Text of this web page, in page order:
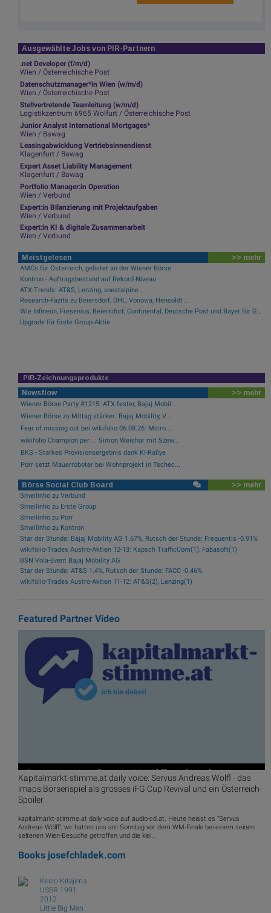
Ausgewählte Jobs von PIR-Partnern
.net Developer (f/m/d)
Wien / Österreichische Post
Datenschutzmanager*in Wien (w/m/d)
Wien / Österreichische Post
Stellvertretende Teamleitung (w/m/d)
Logistikzentrum 6965 Wolfurt / Österreichische Post
Junior Analyst International Mortgages*
Wien / Bawag
Leasingabwicklung Vertriebsinnendienst
Klagenfurt / Bawag
Expert Asset Liability Management
Klagenfurt / Bawag
Portfolio Manager:in Operation
Wien / Verbund
Expert:in Bilanzierung mit Projektaufgaben
Wien / Verbund
Expert:in KI & digitale Zusammenarbeit
Wien / Verbund
Meistgelesen >> mehr
AMCs für Österreich, gelistet an der Wiener Börse
Kontron - Auftragsbestand auf Rekord-Niveau
ATX-Trends: AT&S, Lenzing, voestalpine ...
Research-Fazits zu Beiersdorf, DHL, Vonovia, Hensoldt ...
Wie Infineon, Fresenius, Beiersdorf, Continental, Deutsche Post und Bayer für Gesprächsstoff im DAX sorgten
Upgrade für Erste Group-Aktie
PIR-Zeichnungsprodukte
Newsflow >> mehr
Wiener Börse Party #1215: ATX fester, Bajaj Mobil...
Wiener Börse zu Mittag stärker: Bajaj Mobility, V...
Fear of missing out bei wikifolio 06.08.26: Micro...
wikifolio Champion per ..: Simon Weishar mit Szew...
BKS - Starkes Provisionsergebnis dank KI-Rallye
Porr setzt Mauerroboter bei Wohnprojekt in Tschec...
Börse Social Club Board >> mehr
Smeilinho zu Verbund
Smeilinho zu Erste Group
Smeilinho zu Porr
Smeilinho zu Kontron
Star der Stunde: Bajaj Mobility AG 1.67%, Rutsch der Stunde: Frequentis -0.91%
wikifolio-Trades Austro-Aktien 12-13: Kapsch TrafficCom(1), Fabasoft(1)
BSN Vola-Event Bajaj Mobility AG
Star der Stunde: AT&S 1.4%, Rutsch der Stunde: FACC -0.46%
wikifolio-Trades Austro-Aktien 11-12: AT&S(2), Lenzing(1)
Featured Partner Video
Kapitalmarkt-stimme.at daily voice: Servus Andreas Wölfl - das
imaps Börsenspiel als grosses iFG Cup Revival und ein Österreich-
Spoiler
kapitalmarkt-stimme.at daily voice auf audio-cd.at. Heute heisst es "Servus
Andreas Wölfl", wir hatten uns am Sonntag vor dem WM-Finale bei einem seinen
seltenen Wien-Besuche getroffen und die klei...
Books josefchladek.com
Keizo Kitajima
USSR 1991
2012
Little Big Man